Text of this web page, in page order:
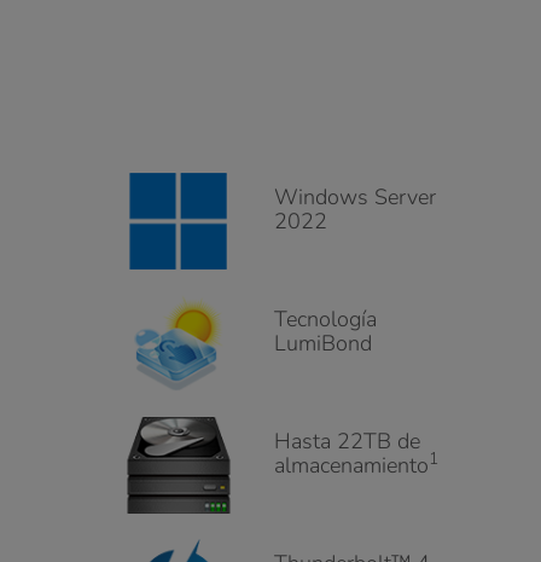
Windows Server
2022
Tecnología
LumiBond
Hasta 22TB de
almacenamiento1